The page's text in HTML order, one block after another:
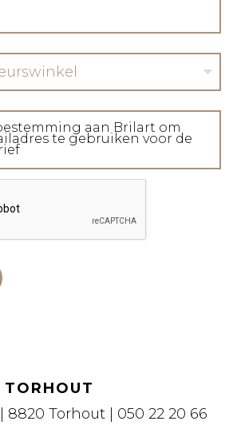
aan Brilart om
te gebruiken voor de
| 8820 Torhout | 050 22 20 66